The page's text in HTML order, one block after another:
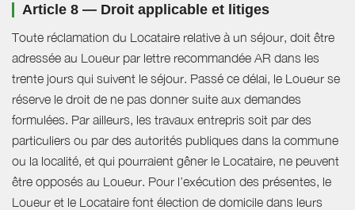
Article 8 — Droit applicable et litiges
Toute réclamation du Locataire relative à un séjour, doit être
adressée au Loueur par lettre recommandée AR dans les
trente jours qui suivent le séjour. Passé ce délai, le Loueur se
réserve le droit de ne pas donner suite aux demandes
formulées. Par ailleurs, les travaux entrepris soit par des
particuliers ou par des autorités publiques dans la commune
ou la localité, et qui pourraient gêner le Locataire, ne peuvent
être opposés au Loueur. Pour l’exécution des présentes, le
Loueur et le Locataire font élection de domicile dans leurs